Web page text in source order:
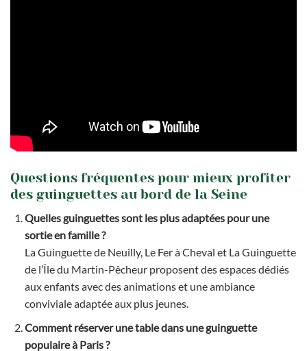
Questions fréquentes pour mieux profiter
des guinguettes au bord de la Seine
Quelles guinguettes sont les plus adaptées pour une
sortie en famille ?
La Guinguette de Neuilly, Le Fer à Cheval et La Guinguette
de l’Île du Martin-Pêcheur proposent des espaces dédiés
aux enfants avec des animations et une ambiance
conviviale adaptée aux plus jeunes.
Comment réserver une table dans une guinguette
populaire à Paris ?